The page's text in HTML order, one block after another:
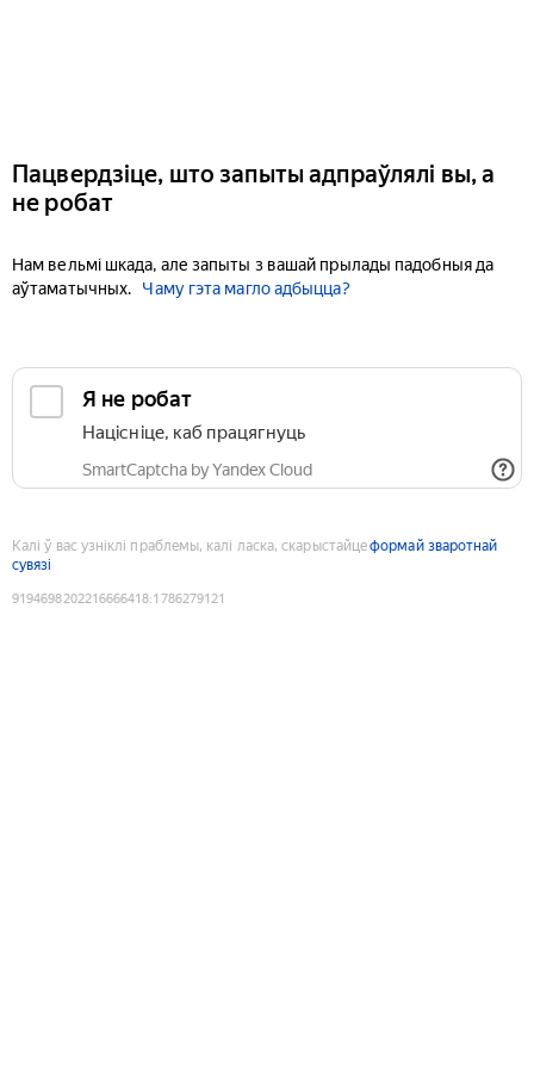
Пацвердзіце, што запыты адпраўлялі вы, а
не робат
Нам вельмі шкада, але запыты з вашай прылады падобныя да
аўтаматычных.
Чаму гэта магло адбыцца?
Я не робат
Націсніце, каб працягнуць
SmartCaptcha by Yandex Cloud
Калі ў вас узніклі праблемы, калі ласка, скарыстайцеформай зваротнай
сувязі
9194698202216666418:1786279121